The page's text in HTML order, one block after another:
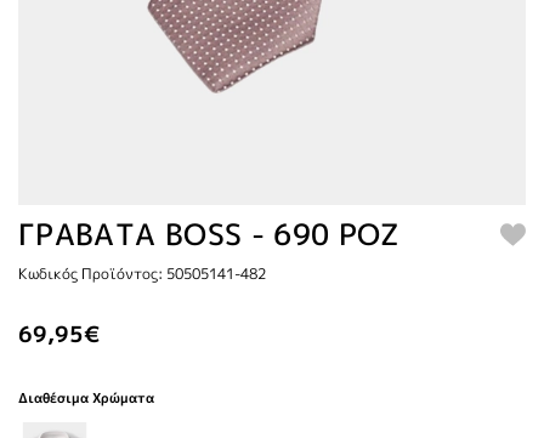
ΓΡΑΒΑΤΑ BOSS - 690 ΡΟΖ
Κωδικός Προϊόντος: 50505141-482
69,95€
Διαθέσιμα Χρώματα